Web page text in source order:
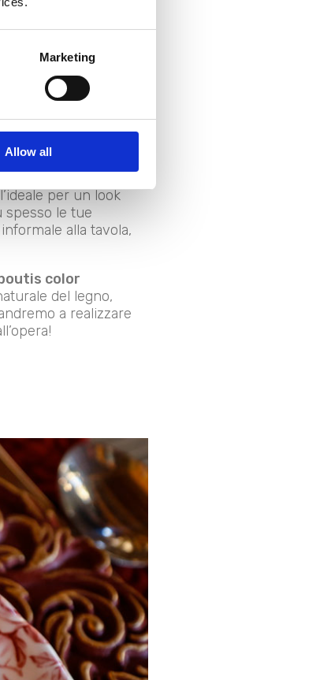
Marketing
Allow all
ottenere un aspetto
ai
colori.
e con sapienti
white, diventa lo
per un look
spesso le tue
alla tavola,
color
del legno,
a realizzare